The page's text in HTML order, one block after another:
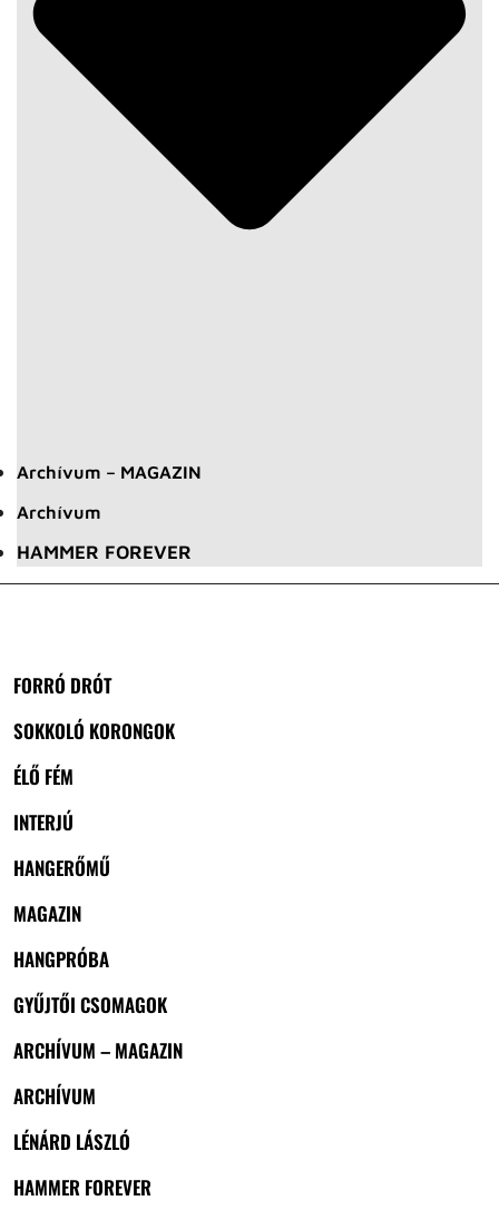
Archívum – MAGAZIN
Archívum
HAMMER FOREVER
FORRÓ DRÓT
SOKKOLÓ KORONGOK
ÉLŐ FÉM
INTERJÚ
HANGERŐMŰ
MAGAZIN
HANGPRÓBA
GYŰJTŐI CSOMAGOK
ARCHÍVUM – MAGAZIN
ARCHÍVUM
LÉNÁRD LÁSZLÓ
HAMMER FOREVER